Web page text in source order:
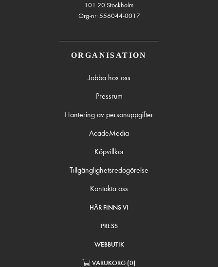
101 20 Stockholm
Org-nr: 556044-0017
ORGANISATION
Jobba hos oss
Pressrum
Hantering av personuppgifter
AcadeMedia
Köpvillkor
Tillgänglighetsredogörelse
Kontakta oss
HÄR FINNS VI
PRESS
WEBBUTIK
VARUKORG (0)